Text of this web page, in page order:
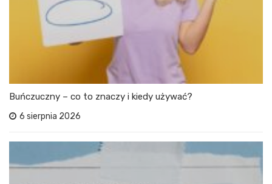
Buńczuczny – co to znaczy i kiedy używać?
6 sierpnia 2026